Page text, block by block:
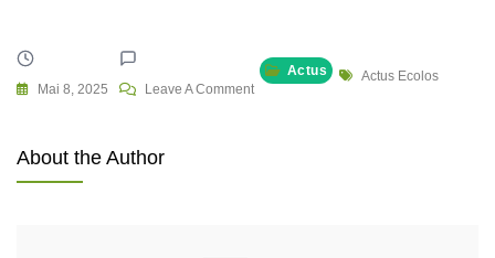
Mai 8, 2025 Leave A CommentOn
Actus Tags
Actus Ecolos
About the Author